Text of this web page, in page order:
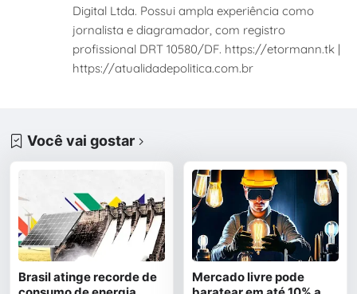
Digital Ltda. Possui ampla experiência como
jornalista e diagramador, com registro
profissional DRT 10580/DF. https://etormann.tk |
https://atualidadepolitica.com.br
Você vai gostar
Brasil atinge recorde de
Mercado livre pode